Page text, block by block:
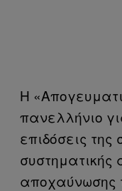
Η
πανελλήνιο
επιδόσεις
αποχαύνωσης